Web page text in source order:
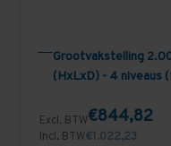
Grootvakstelling
(HxLxD) - 4 niveaus
Excl. BTW€844,82
Incl. BTW€1.022,23